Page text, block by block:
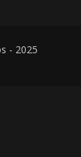
- 2025